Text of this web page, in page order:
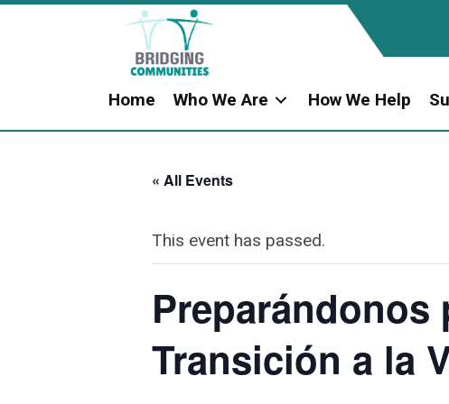
Home Who We Are How We Help
« All Events
This event has passed.
Preparándonos
Transición a la